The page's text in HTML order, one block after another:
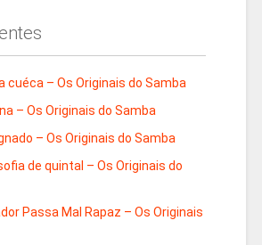
cuéca – Os Originais do Samba
– Os Originais do Samba
– Os Originais do Samba
de quintal – Os Originais do
Passa Mal Rapaz – Os Originais